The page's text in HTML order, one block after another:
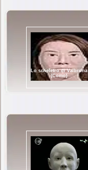
Lo scheletro di Valbrona
(Como)